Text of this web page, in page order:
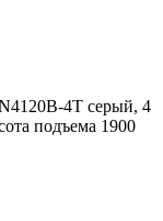
4T серый, 4
подъема 1900